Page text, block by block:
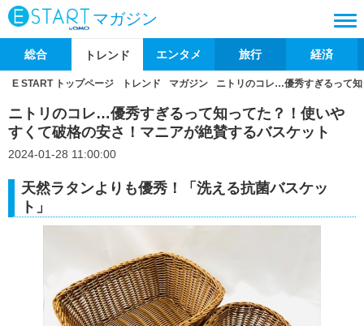
マガジン
総合 トレンド エンタメ 旅行 経済
E START トップページ トレンド マガジン ニトリのコレ…優秀すぎるって
ニトリのコレ…優秀すぎるって知ってた？！使いや
すくて破格の安さ！マニアが絶賛するバスケット
2024-01-28 11:00:00
天然ラタンよりも優秀！「洗える抗菌バスケッ
ト」